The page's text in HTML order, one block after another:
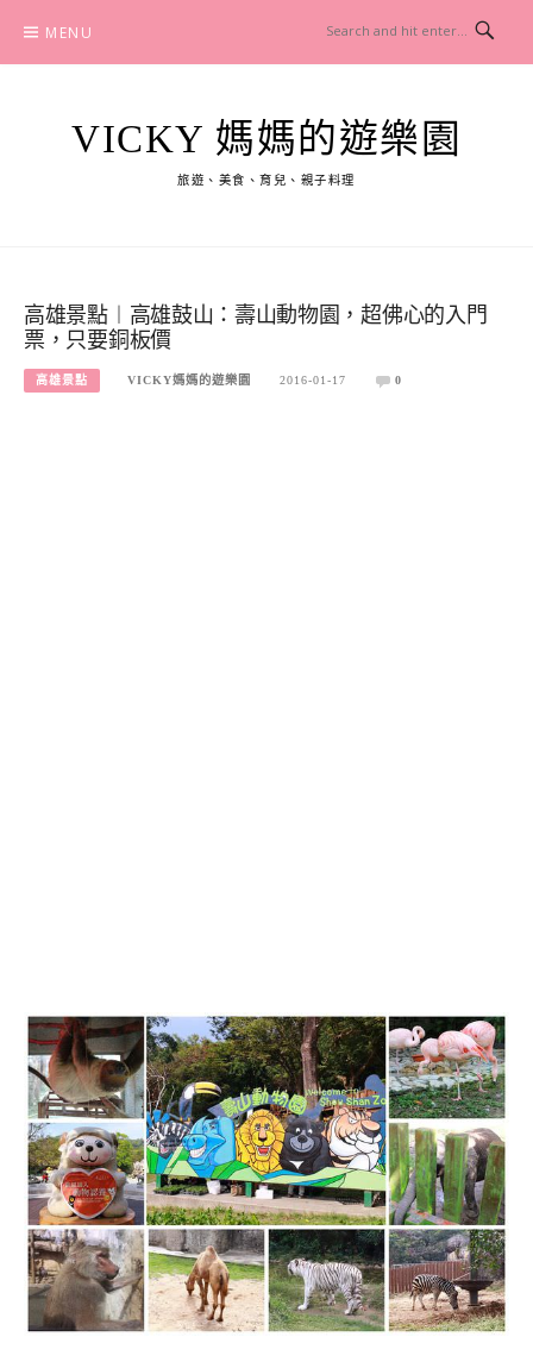
content
MENU
VICKY 媽媽的遊樂園
旅遊、美食、育兒、親子料理
高雄景點︱高雄鼓山：壽山動物園，超佛心的入門
票，只要銅板價
高雄景點 VICKY媽媽的遊樂園 2016-01-17 0